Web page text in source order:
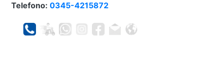
Telefono: 0345-4215872